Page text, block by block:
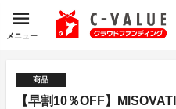
メニュー
商品
【早割10％OFF】